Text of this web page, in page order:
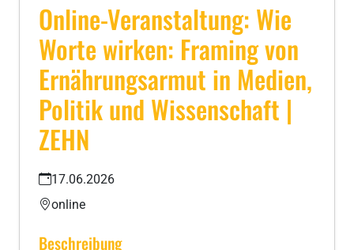
Online-Veranstaltung: Wie
Worte wirken: Framing von
Ernährungsarmut in Medien,
Politik und Wissenschaft |
ZEHN
17.06.2026
online
Beschreibung